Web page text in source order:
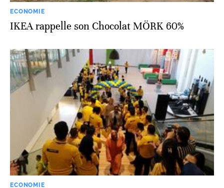
ECONOMIE
IKEA rappelle son Chocolat MÖRK 60%
ECONOMIE